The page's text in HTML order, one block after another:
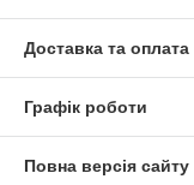
Доставка та оплата
Графік роботи
Повна версія сайту